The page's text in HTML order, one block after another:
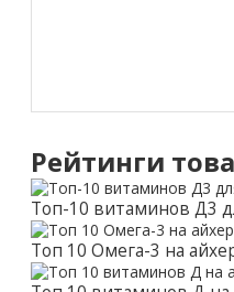
Рейтинги
Топ-10 витаминов Д3
Топ 10 Омега-3 на